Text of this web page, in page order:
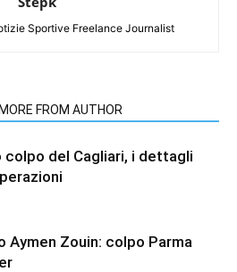
Sportive Freelance Journalist
MORE FROM AUTHOR
colpo del Cagliari, i dettagli
Aymen Zouin: colpo Parma